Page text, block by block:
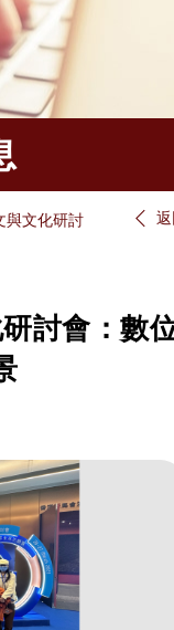
與文化研討
討會：數